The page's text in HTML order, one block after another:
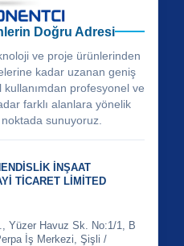
Doğru Adresi
ve proje ürünlerinden
kadar uzanan geniş
profesyonel ve
farklı alanlara yönelik
sunuyoruz.
İNŞAAT
TİCARET LİMİTED
Yüzer Havuz Sk. No:1/1, B
İş Merkezi, Şişli /